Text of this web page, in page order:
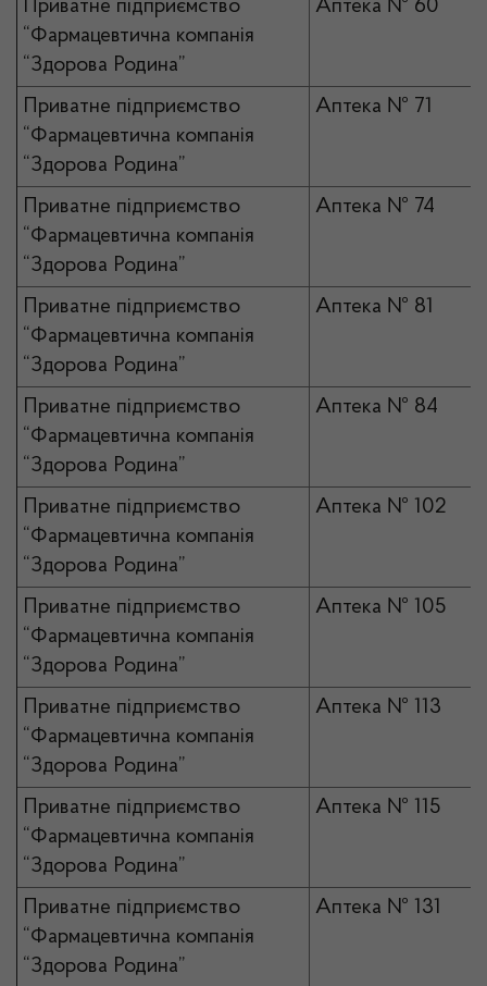
Приватне підприємство
“Фармацевтична компанія
“Здорова Родина”
Аптека № 60
Приватне підприємство
“Фармацевтична компанія
“Здорова Родина”
Аптека № 71
Приватне підприємство
“Фармацевтична компанія
“Здорова Родина”
Аптека № 74
Приватне підприємство
“Фармацевтична компанія
“Здорова Родина”
Аптека № 81
Приватне підприємство
“Фармацевтична компанія
“Здорова Родина”
Аптека № 84
Приватне підприємство
“Фармацевтична компанія
“Здорова Родина”
Аптека № 102
Приватне підприємство
“Фармацевтична компанія
“Здорова Родина”
Аптека № 105
Приватне підприємство
“Фармацевтична компанія
“Здорова Родина”
Аптека № 113
Приватне підприємство
“Фармацевтична компанія
“Здорова Родина”
Аптека № 115
Приватне підприємство
“Фармацевтична компанія
“Здорова Родина”
Аптека № 131